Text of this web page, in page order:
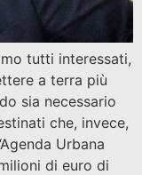
tutti interessati,
a terra più
sia necessario
che, invece,
Urbana
di euro di